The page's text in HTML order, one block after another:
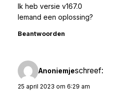
Ik heb versie v167.0
Iemand een oplossing?
Beantwoorden
Anoniemjeschreef:
25 april 2023 om 6:29 am